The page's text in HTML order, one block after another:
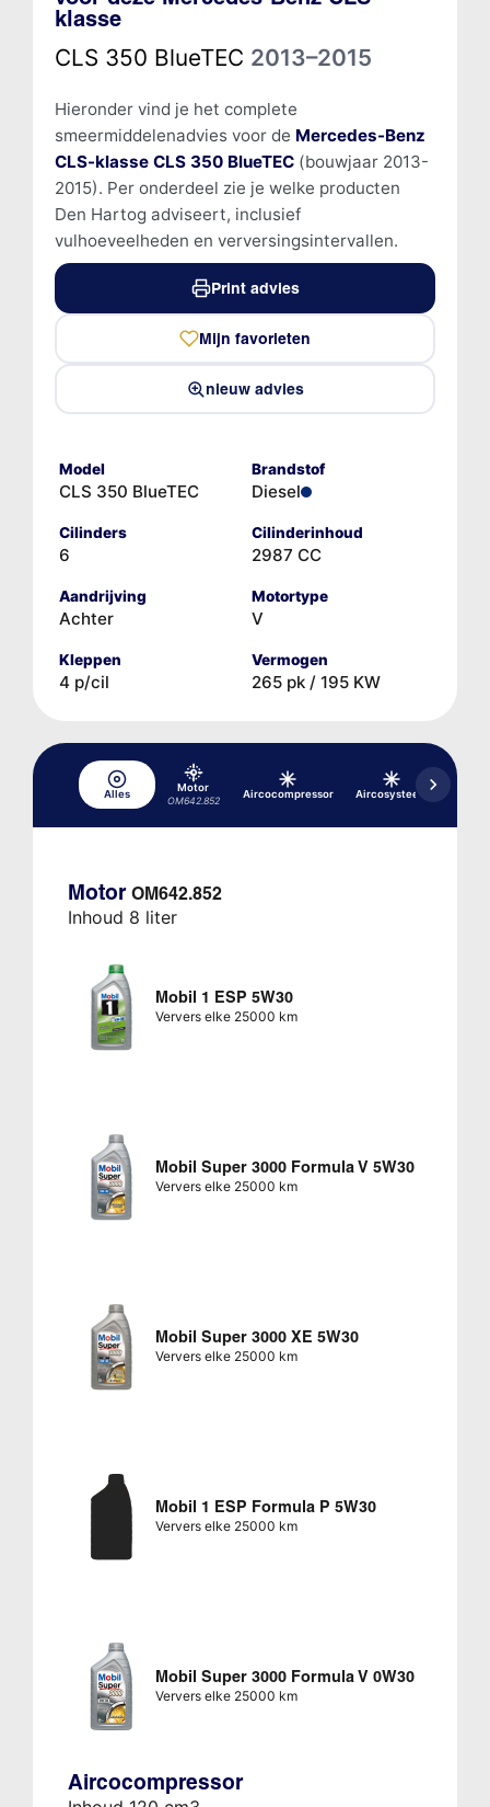
klasse
CLS 350 BlueTEC 2013–2015
Hieronder vind je het complete
smeermiddelenadvies voor de Mercedes-Benz
CLS-klasse CLS 350 BlueTEC(bouwjaar 2013-
2015). Per onderdeel zie je welke producten
Den Hartog adviseert, inclusief
vulhoeveelheden en verversingsintervallen.
Print advies
Mijn favorieten
nieuw advies
Model
CLS 350 BlueTEC
Brandstof
Diesel
Cilinders
6
Cilinderinhoud
2987 CC
Aandrijving
Achter
Motortype
V
Kleppen
4 p/cil
Vermogen
265 pk / 195 KW
Alles
Motor
OM642.852
Aircocompressor Aircosysteem
Motor OM642.852
Inhoud 8 liter
Mobil 1 ESP 5W30
Ververs elke 25000 km
Mobil Super 3000 Formula V 5W30
Ververs elke 25000 km
Mobil Super 3000 XE 5W30
Ververs elke 25000 km
Mobil 1 ESP Formula P 5W30
Ververs elke 25000 km
Mobil Super 3000 Formula V 0W30
Ververs elke 25000 km
Aircocompressor